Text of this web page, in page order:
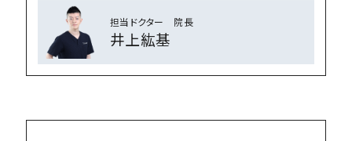
担当ドクター 院⻑
井上紘基